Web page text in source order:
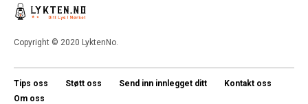
Copyright © 2020 LyktenNo.
Tips oss Støtt oss Send inn innlegget ditt
Kontakt oss
Om oss